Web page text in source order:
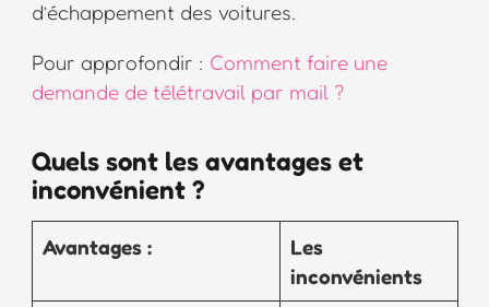
d’échappement des voitures.
Pour approfondir : Comment faire une
demande de télétravail par mail ?
Quels sont les avantages et
inconvénient ?
Avantages :
Les
inconvénients